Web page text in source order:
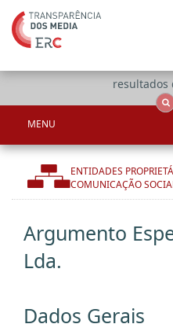
resultados
MENU
ENTIDADES
COMUNICAÇÃO
Argumento
Lda.
Dados Gerais